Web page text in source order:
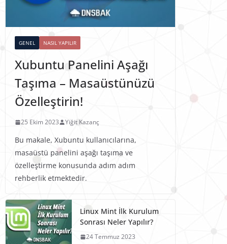
GENEL NASIL YAPILIR
Xubuntu Panelini Aşağı
Taşıma – Masaüstünüzü
Özelleştirin!
25 Ekim 2023 Yiğit Kazanç
Bu makale, Xubuntu kullanıcılarına,
masaüstü panelini aşağı taşıma ve
özelleştirme konusunda adım adım
rehberlik etmektedir.
Linux Mint İlk Kurulum
Sonrası Neler Yapılır?
24 Temmuz 2023